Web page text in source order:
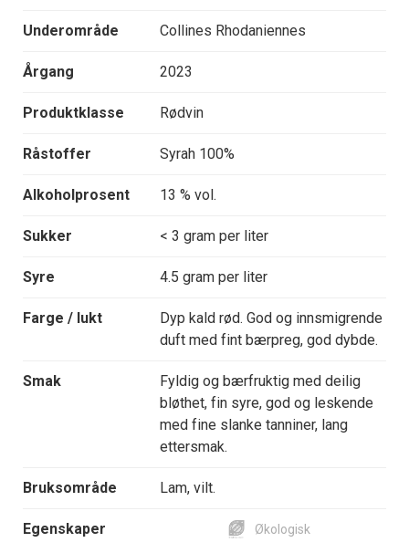
Underområde Collines Rhodaniennes
Årgang 2023
Produktklasse Rødvin
Råstoffer Syrah 100%
Alkoholprosent 13 % vol.
Sukker < 3 gram per liter
Syre 4.5 gram per liter
Farge / lukt
Dyp kald rød. God og innsmigrende
duft med fint bærpreg, god dybde.
Smak
Fyldig og bærfruktig med deilig
bløthet, fin syre, god og leskende
med fine slanke tanniner, lang
ettersmak.
Bruksområde Lam, vilt.
Egenskaper Økologisk